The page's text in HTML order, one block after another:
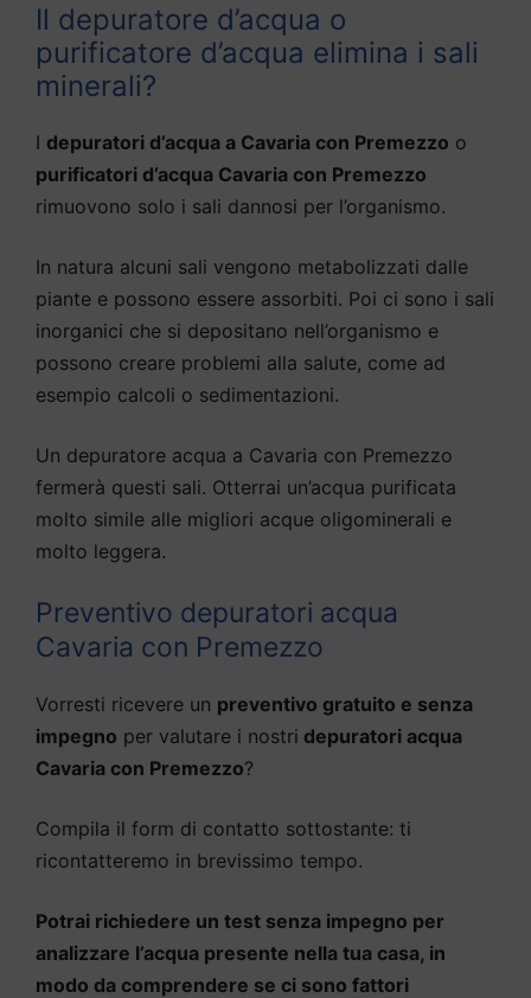
Il depuratore d’acqua o
purificatore d’acqua elimina i sali
minerali?
I depuratori d’acqua a Cavaria con Premezzo o
purificatori d’acqua Cavaria con Premezzo
rimuovono solo i sali dannosi per l’organismo.
In natura alcuni sali vengono metabolizzati dalle
piante e possono essere assorbiti. Poi ci sono i sali
inorganici che si depositano nell’organismo e
possono creare problemi alla salute, come ad
esempio calcoli o sedimentazioni.
Un depuratore acqua a Cavaria con Premezzo
fermerà questi sali. Otterrai un’acqua purificata
molto simile alle migliori acque oligominerali e
molto leggera.
Preventivo depuratori acqua
Cavaria con Premezzo
Vorresti ricevere un preventivo gratuito e senza
impegno per valutare i nostri depuratori acqua
Cavaria con Premezzo?
Compila il form di contatto sottostante: ti
ricontatteremo in brevissimo tempo.
Potrai richiedere un test senza impegno per
analizzare l’acqua presente nella tua casa, in
modo da comprendere se ci sono fattori